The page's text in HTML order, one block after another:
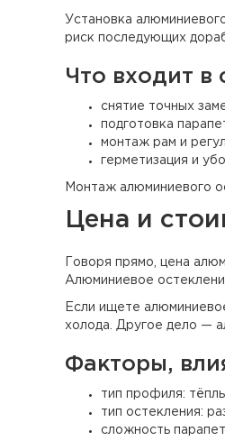
Установка
риск последующих
Что входит в
снятие точных
подготовка
монтаж рам и
герметизация и
Монтаж алюминиевого
Цена и
Говоря прямо, цена
Алюминиевое
Если ищете
холода. Другое дело —
Факторы,
тип профиля:
тип остекления:
сложность